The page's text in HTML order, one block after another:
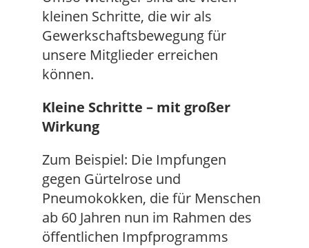
kleinen Schritte, die wir als
Gewerkschaftsbewegung für
unsere Mitglieder erreichen
können.
Kleine Schritte – mit großer
Wirkung
Zum Beispiel: Die Impfungen
gegen Gürtelrose und
Pneumokokken, die für Menschen
ab 60 Jahren nun im Rahmen des
öffentlichen Impfprogramms